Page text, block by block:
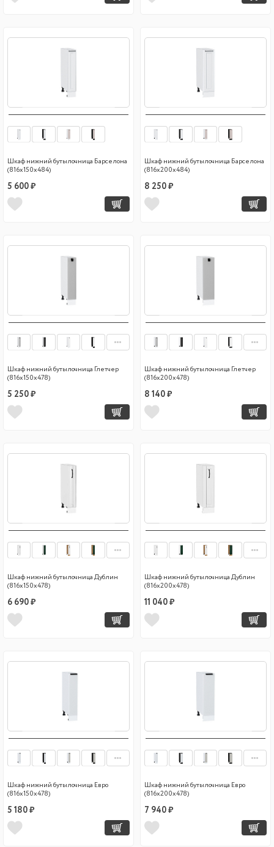
Шкаф нижний бутылочница Барселона
(816х150х484)
5 600 ₽
Шкаф нижний бутылочница Барселона
(816х200х484)
8 250 ₽
Шкаф нижний бутылочница Глетчер
(816х150х478)
5 250 ₽
Шкаф нижний бутылочница Глетчер
(816х200х478)
8 140 ₽
Шкаф нижний бутылочница Дублин
(816х150х478)
6 690 ₽
Шкаф нижний бутылочница Дублин
(816х200х478)
11 040 ₽
Шкаф нижний бутылочница Евро
(816х150х478)
5 180 ₽
Шкаф нижний бутылочница Евро
(816х200х478)
7 940 ₽